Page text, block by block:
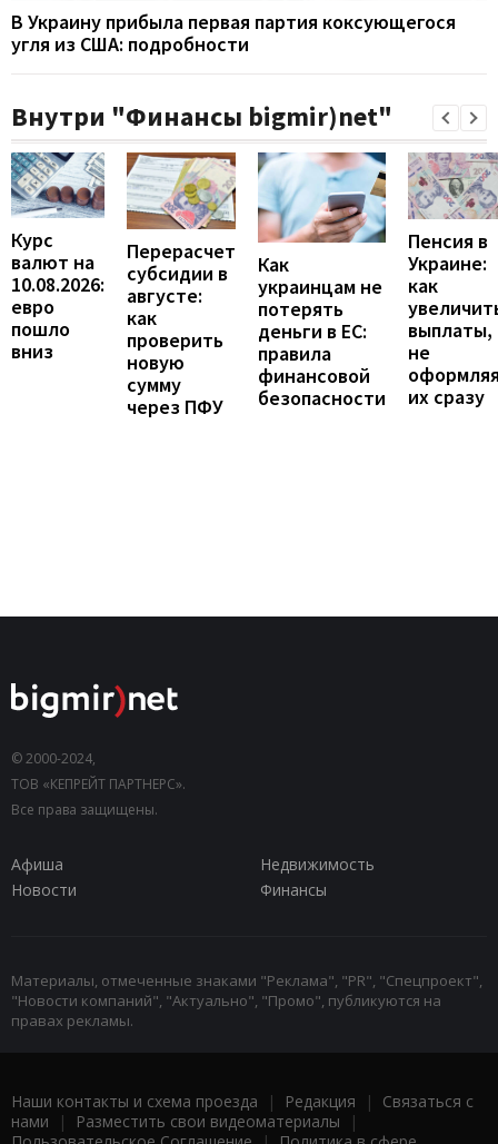
В Украину прибыла первая партия коксующегося
угля из США: подробности
Внутри "Финансы bigmir)net"
Курс
валют на
10.08.2026:
евро
пошло
вниз
Перерасчет
субсидии в
августе:
как
проверить
новую
сумму
через ПФУ
Как
украинцам не
потерять
деньги в ЕС:
правила
финансовой
безопасности
Пенсия в
Украине:
как
выплаты,
не
их сразу
© 2000-2024,
ТОВ «КЕПРЕЙТ ПАРТНЕРС».
Все права защищены.
Афиша
Недвижимость
Новости
Финансы
Материалы, отмеченные знаками "Реклама", "PR", "Спецпроект",
"Новости компаний", "Актуально", "Промо", публикуются на
правах рекламы.
Наши контакты и схема проезда | Редакция | Связаться с
нами | Разместить свои видеоматериалы |